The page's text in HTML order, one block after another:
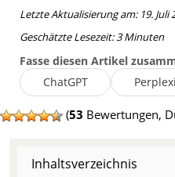
Letzte Aktualisierung am: 19. Juli
Geschätzte Lesezeit:3 Minuten
Fasse diesen Artikel
ChatGPT
(53 Bewertungen,
Inhaltsverzeichnis